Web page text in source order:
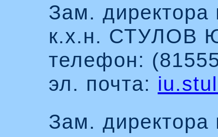
Зам. директора
к.х.н. СТУЛОВ
телефон:
эл. почта:
Зам. директора